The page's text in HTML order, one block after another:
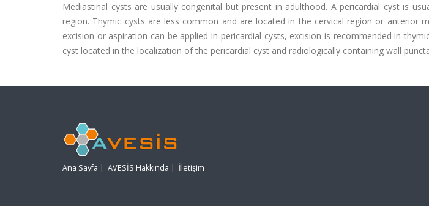
Mediastinal cysts are usually congenital but present in adulthood. A pericardial cyst is
region. Thymic cysts are less common and are located in the cervical region or anterior
excision or aspiration can be applied in pericardial cysts, excision is recommended in
cyst located in the localization of the pericardial cyst and radiologically containing wall
Ana Sayfa | AVESİS Hakkında | İletişim